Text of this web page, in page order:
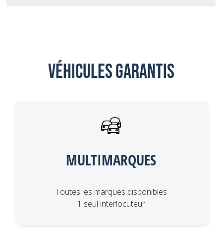
Véhicules garantis
MULTIMARQUES
Toutes les marques disponibles
1 seul interlocuteur